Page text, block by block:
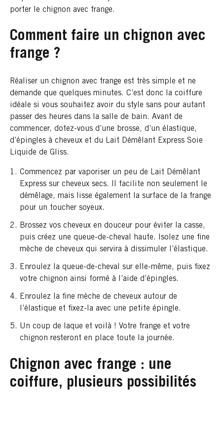
porter le chignon avec frange.
Comment faire un chignon avec
frange ?
Réaliser un chignon avec frange est très simple et ne
demande que quelques minutes. C’est donc la coiffure
idéale si vous souhaitez avoir du style sans pour autant
passer des heures dans la salle de bain. Avant de
commencer, dotez-vous d’une brosse, d’un élastique,
d’épingles à cheveux et du Lait Démêlant Express Soie
Liquide de Gliss.
Commencez par vaporiser un peu de Lait Démêlant
Express sur cheveux secs. Il facilite non seulement le
démêlage, mais lisse également la surface de la frange
pour un toucher soyeux.
Brossez vos cheveux en douceur pour éviter la casse,
puis créez une queue-de-cheval haute. Isolez une fine
mèche de cheveux qui servira à dissimuler l’élastique.
Enroulez la queue-de-cheval sur elle-même, puis fixez
votre chignon ainsi formé à l’aide d’épingles.
Enroulez la fine mèche de cheveux autour de
l’élastique et fixez-la avec une petite épingle.
Un coup de laque et voilà ! Votre frange et votre
chignon resteront en place toute la journée.
Chignon avec frange : une
coiffure, plusieurs possibilités